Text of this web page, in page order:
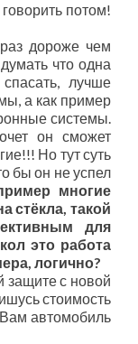
потом!
дороже чем
что одна
лучше
а как пример
системы.
он сможет
Но тут суть
бы он не успел
многие
стёкла, такой
для
это работа
логично?
защите с новой
стоимость
автомобиль